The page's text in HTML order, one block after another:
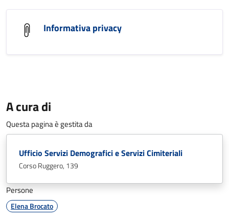
Informativa privacy
A cura di
Questa pagina è gestita da
Ufficio Servizi Demografici e Servizi Cimiteriali
Corso Ruggero, 139
Persone
Elena Brocato